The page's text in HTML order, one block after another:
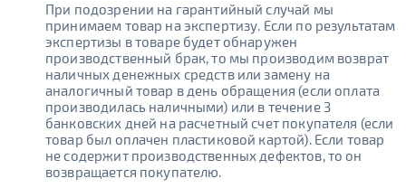
При подозрении на гарантийный случай мы
принимаем товар на экспертизу. Если по результатам
экспертизы в товаре будет обнаружен
производственный брак, то мы производим возврат
наличных денежных средств или замену на
аналогичный товар в день обращения (если оплата
производилась наличными) или в течение 3
банковских дней на расчетный счет покупателя (если
товар был оплачен пластиковой картой). Если товар
не содержит производственных дефектов, то он
возвращается покупателю.